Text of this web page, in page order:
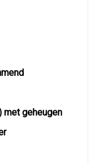
met geheugen